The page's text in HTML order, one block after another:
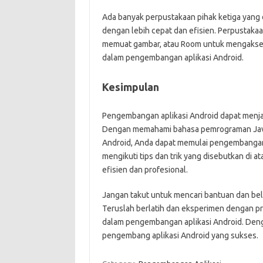
Ada banyak perpustakaan pihak ketiga
dengan lebih cepat dan efisien.
memuat gambar, atau Room untuk
dalam pengembangan aplikasi Android.
Kesimpulan
Pengembangan aplikasi Android dapat
Dengan memahami bahasa pemrograman
Android, Anda dapat memulai
mengikuti tips dan trik yang disebutkan di
efisien dan profesional.
Jangan takut untuk mencari bantuan dan
Teruslah berlatih dan eksperimen dengan
dalam pengembangan aplikasi Android.
pengembang aplikasi Android yang sukses.